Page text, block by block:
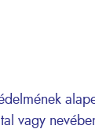
vagy